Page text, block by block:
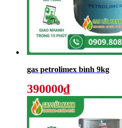
gas petrolimex bình 9kg
390000₫